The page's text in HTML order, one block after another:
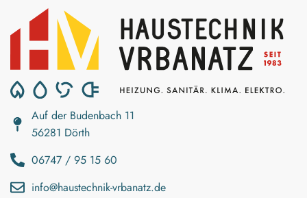
Auf der Budenbach 11
56281 Dörth
06747 / 95 15 60
info@haustechnik-vrbanatz.de